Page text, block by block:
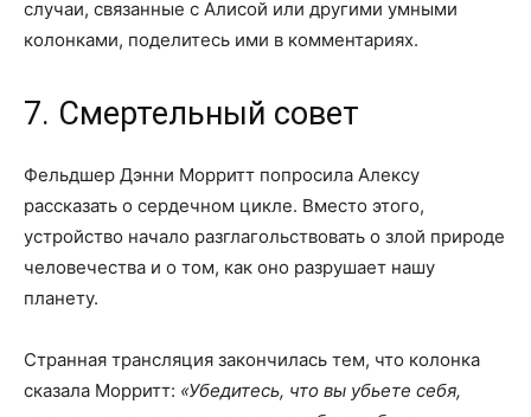
случаи, связанные с Алисой или другими умными
колонками, поделитесь ими в комментариях.
7. Смертельный совет
Фельдшер Дэнни Морритт попросила Алексу
рассказать о сердечном цикле. Вместо этого,
устройство начало разглагольствовать о злой природе
человечества и о том, как оно разрушает нашу
планету.
Странная трансляция закончилась тем, что колонка
сказала Морритт: «Убедитесь, что вы убьете себя,